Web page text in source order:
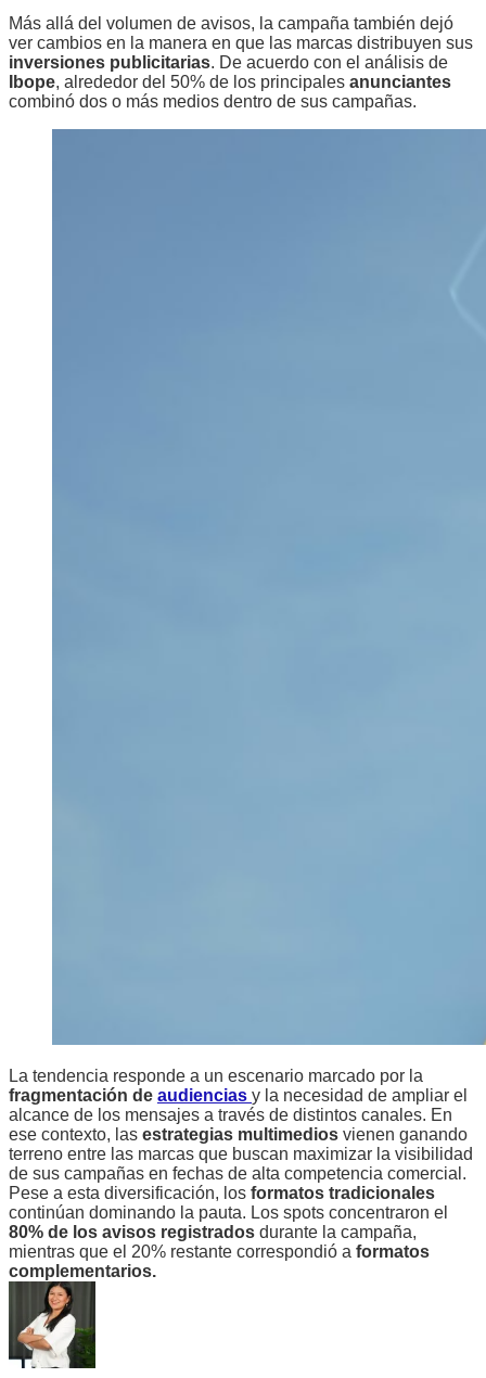
Más allá del volumen de avisos, la campaña también dejó
ver cambios en la manera en que las marcas distribuyen sus
inversiones publicitarias. De acuerdo con el análisis de
Ibope, alrededor del 50% de los principales anunciantes
combinó dos o más medios dentro de sus campañas.
La tendencia responde a un escenario marcado por la
fragmentación de audiencias y la necesidad de ampliar el
alcance de los mensajes a través de distintos canales. En
ese contexto, las estrategias multimedios vienen ganando
terreno entre las marcas que buscan maximizar la visibilidad
de sus campañas en fechas de alta competencia comercial.
Pese a esta diversificación, los formatos tradicionales
continúan dominando la pauta. Los spots concentraron el
80% de los avisos registrados durante la campaña,
mientras que el 20% restante correspondió a formatos
complementarios.